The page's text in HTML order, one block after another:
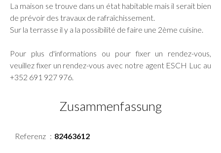
La maison se trouve dans un état habitable mais il serait bien
de prévoir des travaux de rafraîchissement.
Sur la terrasse il y a la possibilité de faire une 2ème cuisine.
Pour plus d'informations ou pour fixer un rendez-vous,
veuillez fixer un rendez-vous avec notre agent ESCH Luc au
+352 691 927 976.
Zusammenfassung
Referenz 82463612